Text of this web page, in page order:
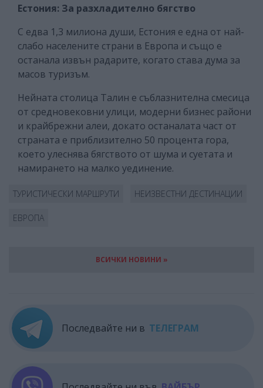
Естония: За разхладително бягство
С едва 1,3 милиона души, Естония е една от най-
слабо населените страни в Европа и също е
останала извън радарите, когато става дума за
масов туризъм.
Нейната столица Талин е съблазнителна смесица
от средновековни улици, модерни бизнес райони
и крайбрежни алеи, докато останалата част от
страната е приблизително 50 процента гора,
което улеснява бягството от шума и суетата и
намирането на малко уединение.
ТУРИСТИЧЕСКИ МАРШРУТИ НЕИЗВЕСТНИ ДЕСТИНАЦИИ
ЕВРОПА
ВСИЧКИ НОВИНИ »
Последвайте ни в ТЕЛЕГРАМ